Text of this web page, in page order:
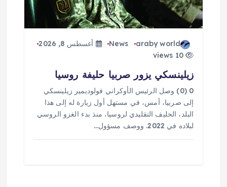
araby world
News
أغسطس 8, 2026
10 views
زيلينسكي يزور صربيا حليفة روسيا
0 (0) وصل الرئيس الأوكراني فولوديمير زيلينسكي
إلى صربيا، أمس، في مستهل أول زيارة له إلى هذا
البلد، الحليف التقليدي لروسيا، منذ بدء الغزو الروسي
لبلاده في 2022. ووصف مسؤول…